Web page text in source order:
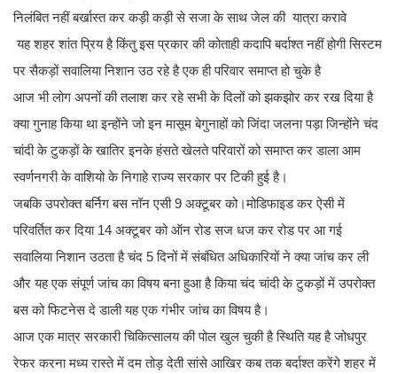
निलंबित नहीं बर्खास्त कर कड़ी कड़ी से सजा के साथ जेल की यात्रा करावे
यह शहर शांत प्रिय है किंतु इस प्रकार की कोताही कदापि बर्दाश्त नहीं होगी सिस्टम
पर सैकड़ों सवालिया निशान उठ रहे है एक ही परिवार समाप्त हो चुके है
आज भी लोग अपनों की तलाश कर रहे सभी के दिलों को झकझोर कर रख दिया है
क्या गुनाह किया था इन्होंने जो इन मासूम बेगुनाहों को जिंदा जलना पड़ा जिन्होंने चंद
चांदी के टुकड़ों के खातिर इनके हंसते खेलते परिवारों को समाप्त कर डाला आम
स्वर्णनगरी के वाशियो के निगाहे राज्य सरकार पर टिकी हुई है।
जबकि उपरोक्त बर्निग बस नॉन एसी 9 अक्टूबर को।मोडिफाइड कर ऐसी में
परिवर्तित कर दिया 14 अक्टूबर को ऑन रोड सज धज कर रोड पर आ गई
सवालिया निशान उठता है चंद 5 दिनों में संबंधित अधिकारियों ने क्या जांच कर ली
और यह एक संपूर्ण जांच का विषय बना हुआ है किया चंद चांदी के टुकड़ों में उपरोक्त
बस को फिटनेस दे डाली यह एक गंभीर जांच का विषय है।
आज एक मात्र सरकारी चिकित्सालय की पोल खुल चुकी है स्थिति यह है जोधपुर
रेफर करना मध्य रास्ते में दम तोड़ देती सांसे आखिर कब तक बर्दाश्त करेंगे शहर में